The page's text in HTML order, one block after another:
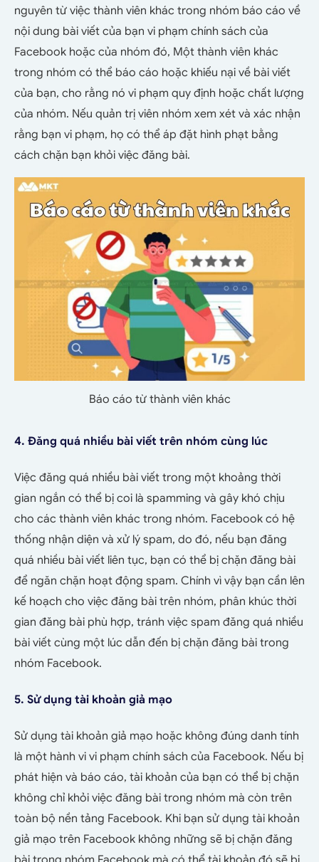
nguyên từ việc thành viên khác trong nhóm báo cáo về
nội dung bài viết của bạn vi phạm chính sách của
Facebook hoặc của nhóm đó, Một thành viên khác
trong nhóm có thể báo cáo hoặc khiếu nại về bài viết
của bạn, cho rằng nó vi phạm quy định hoặc chất lượng
của nhóm. Nếu quản trị viên nhóm xem xét và xác nhận
rằng bạn vi phạm, họ có thể áp đặt hình phạt bằng
cách chặn bạn khỏi việc đăng bài.
Báo cáo từ thành viên khác
4. Đăng quá nhiều bài viết trên nhóm cùng lúc
Việc đăng quá nhiều bài viết trong một khoảng thời
gian ngắn có thể bị coi là spamming và gây khó chịu
cho các thành viên khác trong nhóm. Facebook có hệ
thống nhận diện và xử lý spam, do đó, nếu bạn đăng
quá nhiều bài viết liên tục, bạn có thể bị chặn đăng bài
để ngăn chặn hoạt động spam. Chính vì vậy bạn cần lên
kế hoạch cho việc đăng bài trên nhóm, phân khúc thời
gian đăng bài phù hợp, tránh việc spam đăng quá nhiều
bài viết cùng một lúc dẫn đến bị chặn đăng bài trong
nhóm Facebook.
5. Sử dụng tài khoản giả mạo
Sử dụng tài khoản giả mạo hoặc không đúng danh tính
là một hành vi vi phạm chính sách của Facebook. Nếu bị
phát hiện và báo cáo, tài khoản của bạn có thể bị chặn
không chỉ khỏi việc đăng bài trong nhóm mà còn trên
toàn bộ nền tảng Facebook. Khi bạn sử dụng tài khoản
giả mạo trên Facebook không những sẽ bị chặn đăng